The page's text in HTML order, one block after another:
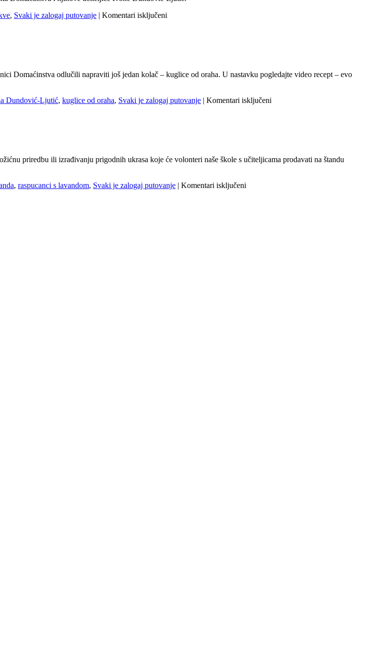
, Svaki je zalogaj putovanje | Komentari isključeni
oraha
Domaćinstva odlučili napraviti još jedan kolač – kuglice od oraha. U nastavku pogledajte video recept – evo
Dundović-Ljutić, kuglice od oraha, Svaki je zalogaj putovanje | Komentari isključeni
priredbu ili izrađivanju prigodnih ukrasa koje će volonteri naše škole s učiteljicama prodavati na štandu
, raspucanci s lavandom, Svaki je zalogaj putovanje | Komentari isključeni